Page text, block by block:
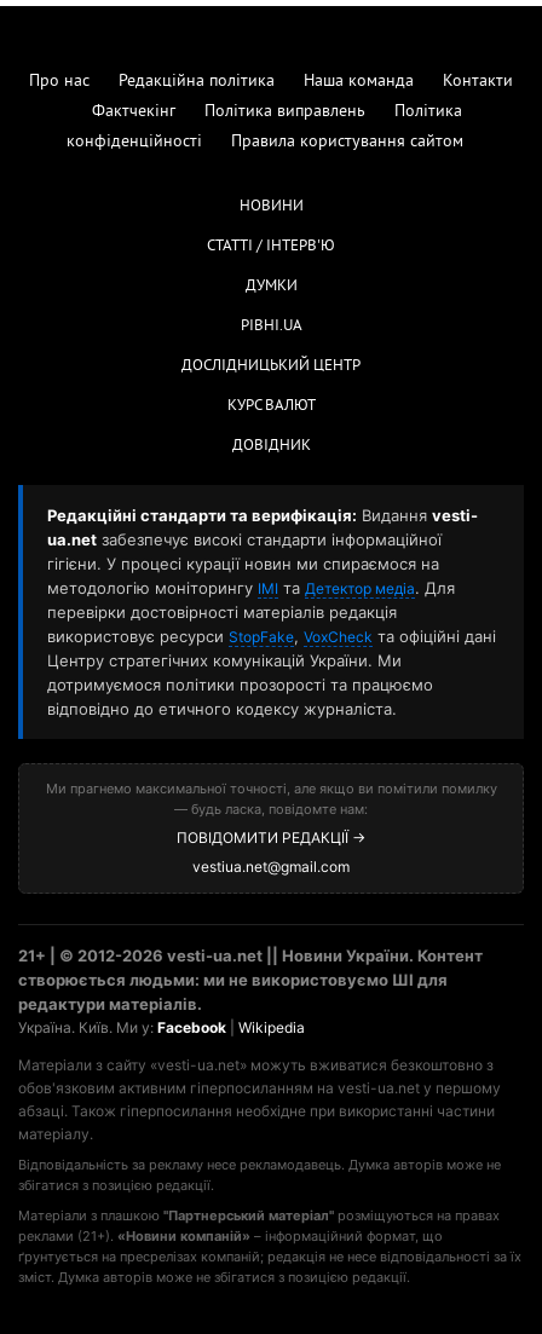
Про нас Редакційна політика Наша команда
Контакти
Фактчекінг
Політика виправлень
Політика
конфіденційності
Правила користування сайтом
НОВИНИ
СТАТТІ / ІНТЕРВ'Ю
ДУМКИ
РІВНІ.UA
ДОСЛІДНИЦЬКИЙ ЦЕНТР
КУРС ВАЛЮТ
ДОВІДНИК
Редакційні стандарти та верифікація: Видання vesti-
ua.net забезпечує високі стандарти інформаційної
гігієни. У процесі курації новин ми спираємося на
методологію моніторингу ІМІ та Детектор медіа. Для
перевірки достовірності матеріалів редакція
використовує ресурси StopFake, VoxCheck та офіційні дані
Центру стратегічних комунікацій України. Ми
дотримуємося політики прозорості та працюємо
відповідно до етичного кодексу журналіста.
Ми прагнемо максимальної точності, але якщо ви помітили помилку
— будь ласка, повідомте нам:
ПОВІДОМИТИ РЕДАКЦІЇ →
vestiua.net@gmail.com
21+ | © 2012-2026 vesti-ua.net || Новини України. Контент
створюється людьми: ми не використовуємо ШІ для
редактури матеріалів.
Україна. Київ. Ми у: Facebook Wikipedia
Матеріали з сайту «vesti-ua.net» можуть вживатися безкоштовно з
обов'язковим активним гіперпосиланням на vesti-ua.net у першому
абзаці. Також гіперпосилання необхідне при використанні частини
матеріалу.
Відповідальність за рекламу несе рекламодавець. Думка авторів може не
збігатися з позицією редакції.
Матеріали з плашкою "Партнерський матеріал" розміщуються на правах
реклами (21+). «Новини компаній» – інформаційний формат, що
ґрунтується на пресрелізах компаній; редакція не несе відповідальності за їх
зміст. Думка авторів може не збігатися з позицією редакції.